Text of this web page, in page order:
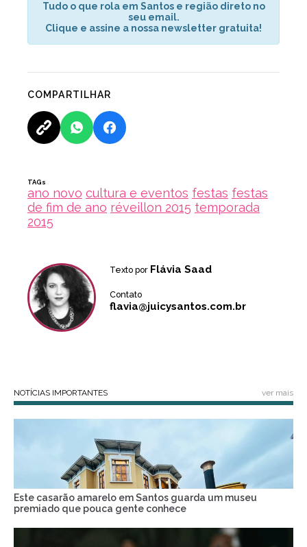
Tudo o que rola em Santos e região direto no
seu email.
Clique e assine a nossa newsletter gratuita!
COMPARTILHAR
TAGs
ano novo cultura e eventos festas festas
de fim de ano réveillon 2015 temporada
2015
Texto por Flávia Saad
Contato
flavia@juicysantos.com.br
NOTÍCIAS IMPORTANTES ver mais
Este casarão amarelo em Santos guarda um museu
premiado que pouca gente conhece